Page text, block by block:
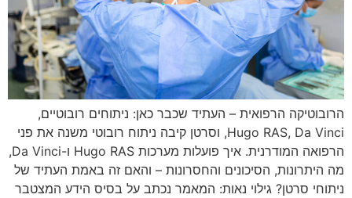
הרובוטיקה הרפואית – העתיד שכבר כאן: ניתוחים רובוטיים,
Hugo RAS, Da Vinci, וסרטן קיבה ניתוח רובוטי משנה את פני
הרפואה המודרנית. איך פועלות מערכות Hugo RAS ו-Da Vinci,
מה היתרונות, הסיכונים והחסרונות – והאם זה באמת העתיד של
ניתוחי סרטן? גילוי נאות: המאמר נכתב על בסיס הידע המצטבר